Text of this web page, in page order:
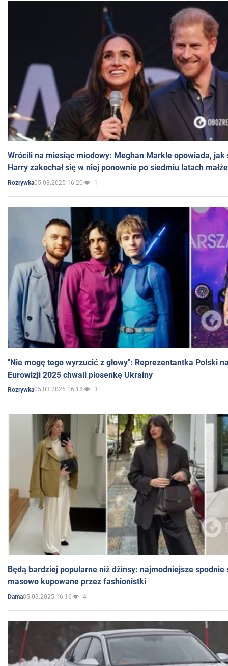
Wrócili na miesiąc miodowy: Meghan Markle opowiada, jak
Harry zakochał się w niej ponownie po siedmiu latach
Rozrywka05.03.2025 16:20 1
"Nie mogę tego wyrzucić z głowy": Reprezentantka Polski
Eurowizji 2025 chwali piosenkę Ukrainy
Rozrywka05.03.2025 16:18 3
Będą bardziej popularne niż dżinsy: najmodniejsze spodnie
masowo kupowane przez fashionistki
Dama05.03.2025 16:16 4